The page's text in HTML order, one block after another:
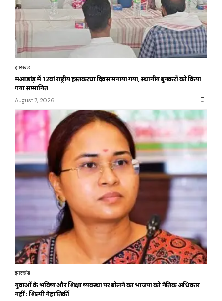
झारखंड
महुआडांड़ में 12वां राष्ट्रीय हस्तकरघा दिवस मनाया गया, स्थानीय बुनकरों को किया
गया सम्मानित
August 7, 2026
झारखंड
युवाओं के भविष्य और शिक्षा व्यवस्था पर बोलने का भाजपा को नैतिक अधिकार
नहीं : शिल्पी नेहा तिर्की